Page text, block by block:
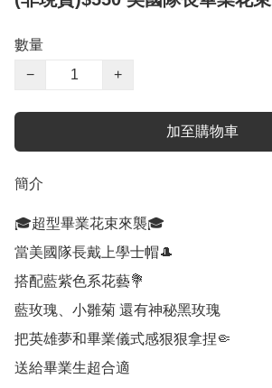
數量
−
+
加至購物車
簡介
🎓超型畢業花束來襲🎓
當美國隊長戴上學士帽🎩
搭配藍紫色系花藝💐
藍玫瑰、小雛菊 還有神秘黑玫瑰
把英雄夢和畢業儀式感狠狠拿捏🤏
送給畢業生超合適